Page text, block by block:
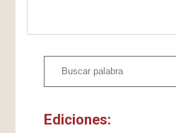
Ediciones: